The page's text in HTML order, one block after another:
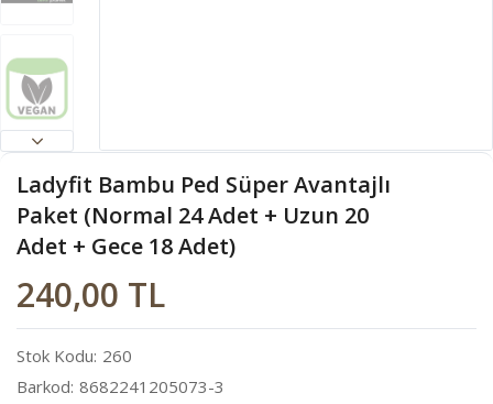
Ladyfit Bambu Ped Süper Avantajlı
Paket (Normal 24 Adet + Uzun 20
Adet + Gece 18 Adet)
240,00 TL
Stok Kodu 260
Barkod 8682241205073-3